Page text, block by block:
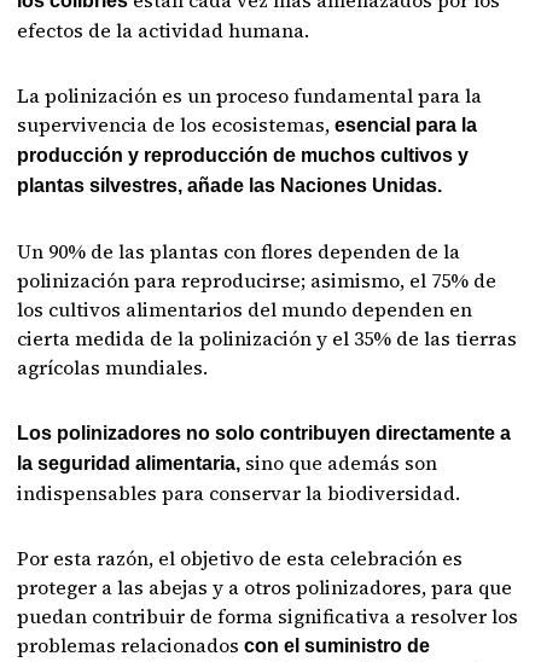
efectos de la actividad humana.
La polinización es un proceso fundamental para la
supervivencia de los ecosistemas,esencial para la
producción y reproducción de muchos cultivos y
plantas silvestres, añade las Naciones Unidas.
Un 90% de las plantas con flores dependen de la
polinización para reproducirse; asimismo, el 75% de
los cultivos alimentarios del mundo dependen en
cierta medida de la polinización y el 35% de las tierras
agrícolas mundiales.
Los polinizadores no solo contribuyen directamente a
la seguridad alimentaria, sino que además son
indispensables para conservar la biodiversidad.
Por esta razón, el objetivo de esta celebración es
proteger a las abejas y a otros polinizadores, para que
puedan contribuir de forma significativa a resolver los
problemas relacionados con el suministro de